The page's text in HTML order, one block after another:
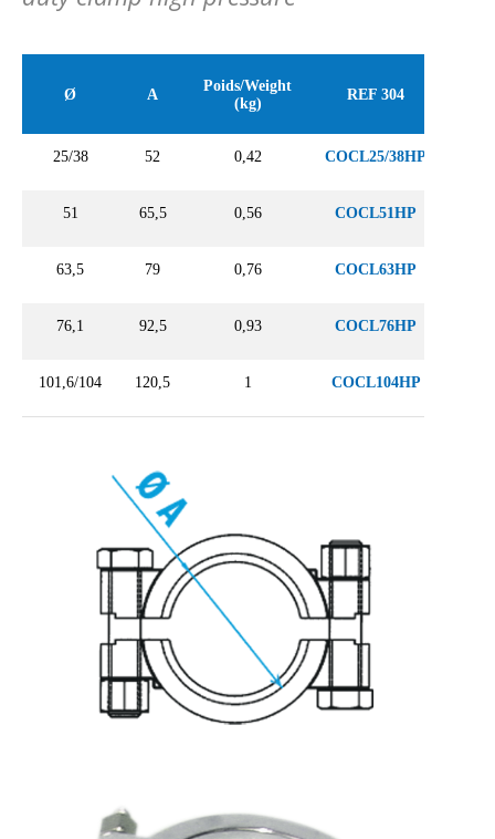
Ø A
Poids/Weight
(kg)
REF 304
25/38 52 0,42 COCL25/38HP
51 65,5 0,56 COCL51HP
63,5 79 0,76 COCL63HP
76,1 92,5 0,93 COCL76HP
101,6/104 120,5 1 COCL104HP